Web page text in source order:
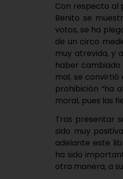
Con respecto al
Benito se
votos, se ha
de un circo
muy atrevida, y
haber cambiado
mal, se convirtió
prohibición “ha
moral, pues las
Tras presentar
sido muy
adelante este
ha sido
otra manera, a